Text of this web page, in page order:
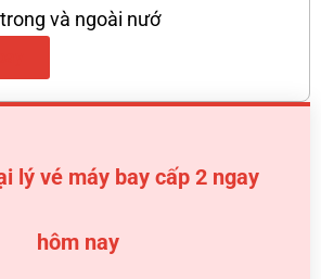
và ngoài nướ
lý vé máy bay cấp 2 ngay
hôm nay